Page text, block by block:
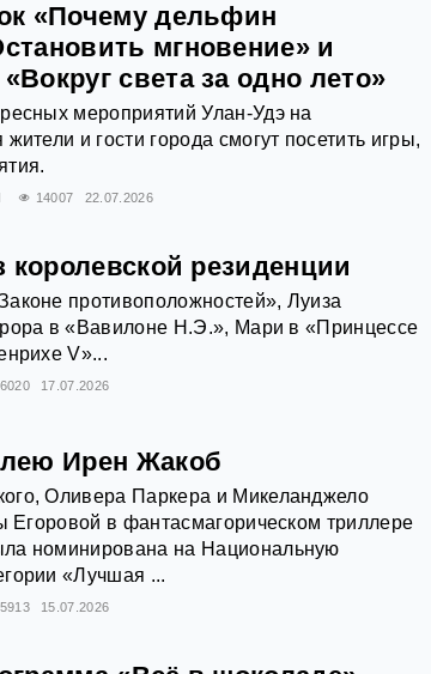
«Почему дельфин
мгновение» и
света за одно лето»
мероприятий Улан-Удэ на
и гости города смогут посетить игры,
14007 22.07.2026
королевской резиденции
противоположностей», Луиза
в «Вавилоне Н.Э.», Мари в «Принцессе
V»...
17.07.2026
Ирен Жакоб
Оливера Паркера и Микеланджело
в фантасмагорическом триллере
номинирована на Национальную
«Лучшая ...
15.07.2026